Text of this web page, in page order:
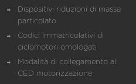
Dispositivi riduzioni di massa
particolato
Codici immatricolativi di
ciclomotori omologati
Modalità di collegamento al
CED motorizzazione